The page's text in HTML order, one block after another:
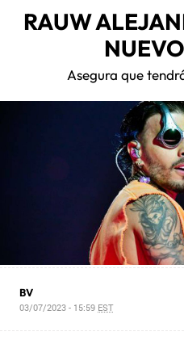
RAUW
Asegura que
BV
03/07/2023 - 15:59 EST